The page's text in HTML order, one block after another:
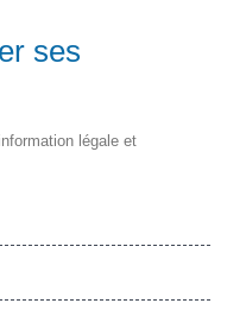
ses
légale et